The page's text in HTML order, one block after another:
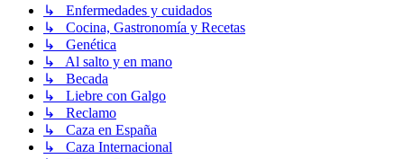
↳ Enfermedades y cuidados
↳ Cocina, Gastronomía y Recetas
↳ Genética
↳ Al salto y en mano
↳ Becada
↳ Liebre con Galgo
↳ Reclamo
↳ Caza en España
↳ Caza Internacional